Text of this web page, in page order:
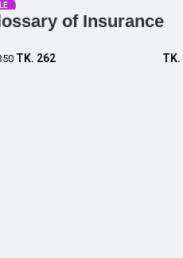
of Insurance
TK. 262 TK.